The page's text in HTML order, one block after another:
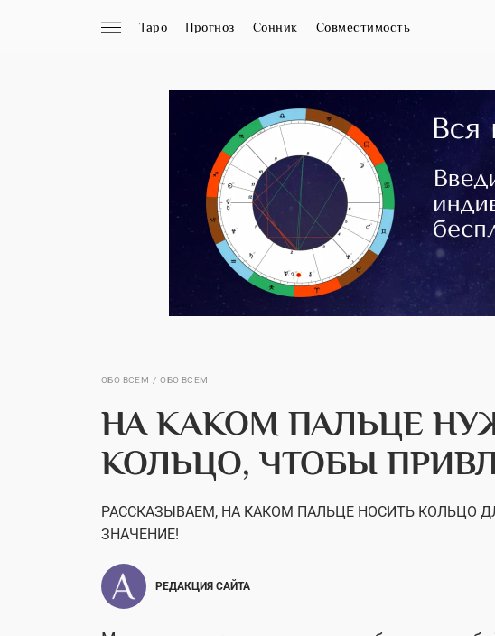
Таро Прогноз Сонник Совместимость
ОБО ВСЕМ ОБО ВСЕМ
НА КАКОМ ПАЛЬЦЕ
КОЛЬЦО, ЧТОБЫ
РАССКАЗЫВАЕМ, НА КАКОМ ПАЛЬЦЕ НОСИТЬ КОЛЬЦО
ЗНАЧЕНИЕ!
РЕДАКЦИЯ САЙТА